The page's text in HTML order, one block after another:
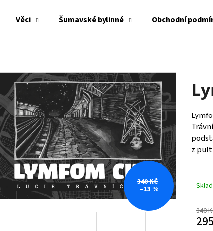
Věci Šumavské bylinné Obchodní
z
340
340 KČ
–13 %
HLEDAT
Doporučujeme